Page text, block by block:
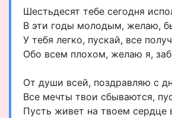
Шестьдесят тебе сегодня
В эти годы молодым, желаю,
У тебя легко, пускай, все
Обо всем плохом, желаю я,
От души всей, поздравляю с
Все мечты твои сбываются,
Пусть живет на твоем сердце